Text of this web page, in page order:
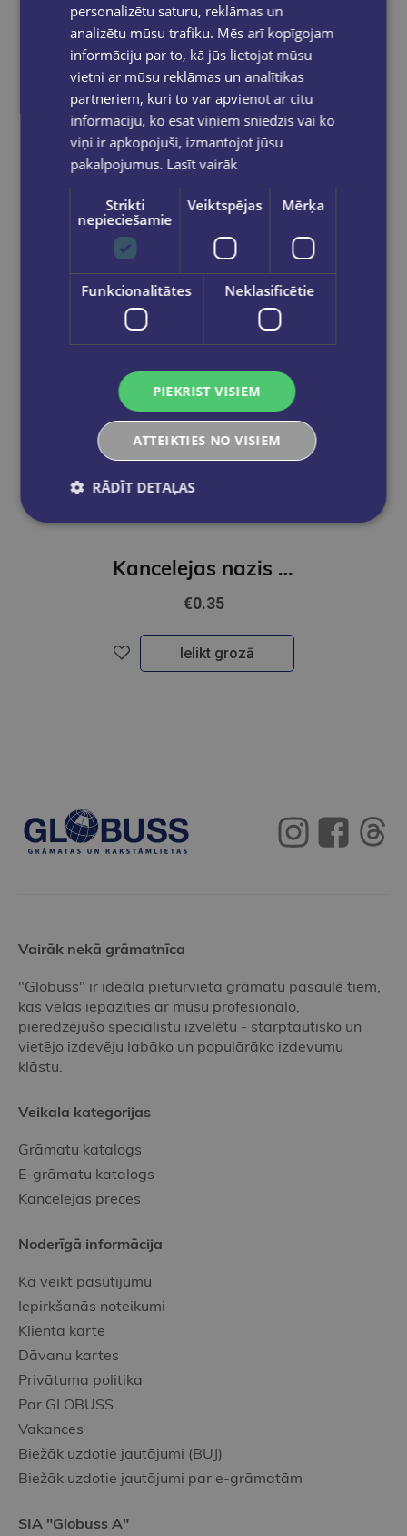
Kancelejas nazis FOROFIS, asmeņa platums 18mm
€2.50
Ielikt grozā
Kancelejas nazis FOROFIS, asmeņa platums 9mm
€0.35
Ielikt grozā
Vairāk nekā grāmatnīca
"Globuss" ir ideāla pieturvieta grāmatu pasaulē tiem,
kas vēlas iepazīties ar mūsu profesionālo,
pieredzējušo speciālistu izvēlētu - starptautisko un
vietējo izdevēju labāko un populārāko izdevumu
klāstu.
Veikala kategorijas
Grāmatu katalogs
E-grāmatu katalogs
Kancelejas preces
Noderīgā informācija
Kā veikt pasūtījumu
Iepirkšanās noteikumi
Klienta karte
Dāvanu kartes
Privātuma politika
Par GLOBUSS
Vakances
Biežāk uzdotie jautājumi (BUJ)
Biežāk uzdotie jautājumi par e-grāmatām
SIA "Globuss A"
personalizētu saturu, reklāmas un
analizētu mūsu trafiku. Mēs arī kopīgojam
informāciju par to, kā jūs lietojat mūsu
vietni ar mūsu reklāmas un analītikas
partneriem, kuri to var apvienot ar citu
informāciju, ko esat viņiem sniedzis vai ko
viņi ir apkopojuši, izmantojot jūsu
pakalpojumus. Lasīt vairāk
Strikti
nepieciešamie
Veiktspējas Mērķa
Funkcionalitātes Neklasificētie
PIEKRIST VISIEM
ATTEIKTIES NO VISIEM
RĀDĪT DETAĻAS